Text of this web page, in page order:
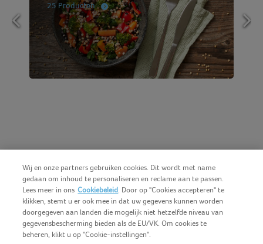
25 Producten
Wij en onze partners gebruiken cookies. Dit wordt met name
gedaan om inhoud te personaliseren en reclame aan te passen.
Lees meer in ons Cookiebeleid. Door op "Cookies accepteren" te
klikken, stemt u er ook mee in dat uw gegevens kunnen worden
doorgegeven aan landen die mogelijk niet hetzelfde niveau van
gegevensbescherming bieden als de EU/VK. Om cookies te
beheren, klikt u op "Cookie-instellingen".